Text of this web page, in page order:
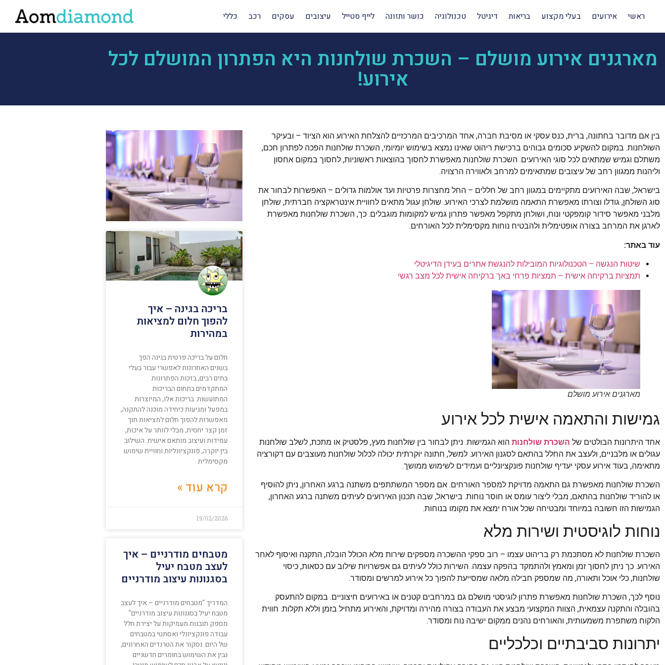
ראשי אירועים בעלי מקצוע בריאות דיגיטל טכנולוגיה כושר ותזונה לייף סטייל עיצובים עסקים רכב כללי
מארגנים אירוע מושלם – השכרת שולחנות היא הפתרון המושלם לכל
אירוע!
בין אם מדובר בחתונה, ברית, כנס עסקי או מסיבת חברה, אחד המרכיבים המרכזיים להצלחת האירוע הוא הציוד – ובעיקר
השולחנות. במקום להשקיע סכומים גבוהים ברכישת ריהוט שאינו נמצא בשימוש יומיומי, השכרת שולחנות הפכה לפתרון חכם,
משתלם וגמיש שמתאים לכל סוגי האירועים. השכרת שולחנות מאפשרת לחסוך בהוצאות ראשוניות, לחסוך במקום אחסון
וליהנות ממגוון רחב של עיצובים שמתאימים למרחב ולאווירה הרצויה.
בישראל, שבה האירועים מתקיימים במגוון רחב של חללים – החל מחצרות פרטיות ועד אולמות גדולים – האפשרות לבחור את
סוג השולחן, גודלו וצורתו מאפשרת התאמה מושלמת לצרכי האירוע. שולחן עגול מתאים לחוויית אינטראקציה חברתית, שולחן
מלבני מאפשר סידור קומפקטי ונוח, ושולחן מתקפל מאפשר פתרון גמיש למקומות מוגבלים. כך, השכרת שולחנות מאפשרת
לארגן את המרחב בצורה אופטימלית ולהבטיח נוחות מקסימלית לכל האורחים.
עוד באתר:
שיטות הנגשה – הטכנולוגיות המובילות להנגשת אתרים בעידן הדיגיטלי
תמציות ברקיחה אישית – תמציות פרחי באך ברקיחה אישית לכל מצב רגשי
מארגנים אירוע מושלם
גמישות והתאמה אישית לכל אירוע
אחד היתרונות הבולטים של השכרת שולחנות הוא הגמישות. ניתן לבחור בין שולחנות מעץ, פלסטיק או מתכת, לשלב שולחנות
עגולים או מלבניים, ולעצב את החלל בהתאם לסגנון האירוע. למשל, חתונה יוקרתית יכולה לכלול שולחנות מעוצבים עם דקורציה
מתאימה, בעוד אירוע עסקי יעדיף שולחנות פונקציונליים ועמידים לשימוש ממושך.
השכרת שולחנות מאפשרת גם התאמה מדויקת למספר האורחים. אם מספר המשתתפים משתנה ברגע האחרון, ניתן להוסיף
או להוריד שולחנות בהתאם, מבלי ליצור עומס או חוסר נוחות. בישראל, שבה תכנון האירועים לעיתים משתנה ברגע האחרון,
הגמישות הזו חשובה במיוחד ומבטיחה שכל אורח ימצא את מקומו בנוחות.
נוחות לוגיסטית ושירות מלא
השכרת שולחנות לא מסתכמת רק בריהוט עצמו – רוב ספקי ההשכרה מספקים שירות מלא הכולל הובלה, התקנה ואיסוף לאחר
האירוע. כך ניתן לחסוך זמן ומאמץ ולהתמקד בהפקה עצמה. השירות כולל לעיתים גם אפשרויות שילוב עם כסאות, כיסוי
שולחנות, כלי אוכל ותאורה, מה שמספק חבילה מלאה שמסייעת להפוך כל אירוע למרשים ומסודר.
נוסף לכך, השכרת שולחנות מאפשרת פתרון לוגיסטי מושלם גם במרחבים קטנים או באירועים חיצוניים. במקום להתעסק
בהובלה והתקנה עצמאית, הצוות המקצועי מבצע את העבודה בצורה מהירה ומדויקת, והאירוע מתחיל בזמן וללא תקלות. חווית
הלקוח משתפרת משמעותית, והאורחים נהנים ממקום ישיבה נוח ומסודר.
יתרונות סביבתיים וכלכליים
בריכה בגינה – איך
להפוך חלום למציאות
במהירות
חלום על בריכה פרטית בגינה הפך
בשנים האחרונות לאפשרי עבור בעלי
בתים רבים, בזכות הפתרונות
המתקדמים בתחום הבריכות
המתועשות. בריכות אלו, המיוצרות
במפעל ומגיעות כיחידה מוכנה להתקנה,
מאפשרות להפוך חלום למציאות תוך
זמן קצר יחסית, מבלי לוותר על איכות,
עמידות ועיצוב מותאם אישית. השילוב
בין יוקרה, פונקציונליות וחוויית שימוש
מקסימלית
קרא עוד »
19/02/2026
מטבחים מודרניים – איך
לעצב מטבח יעיל
בסגנונות עיצוב מודרניים
המדריך "מטבחים מודרניים – איך לעצב
מטבח יעיל בסגנונות עיצוב מודרניים"
מספק תובנות מעמיקות על יצירת חלל
עבודה פונקציונלי ואסתטי במטבחים
של היום. נסקור את הטרנדים האחרונים,
נבין את השימוש בחומרים חדשניים